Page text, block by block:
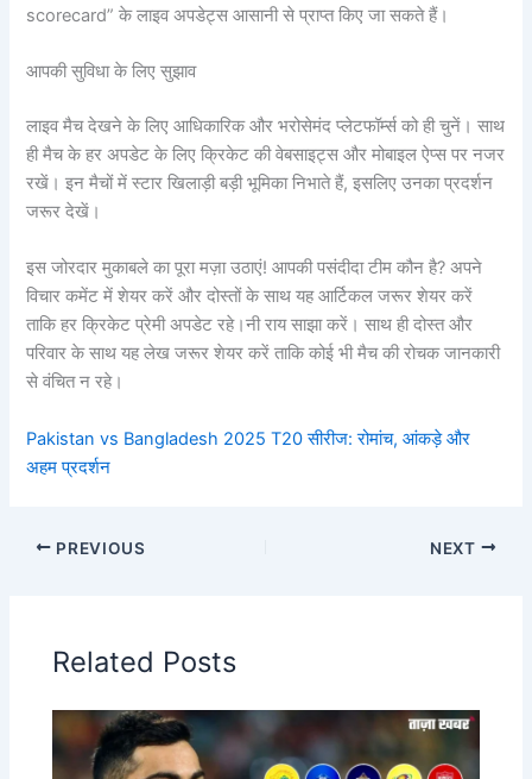
scorecard” के लाइव अपडेट्स आसानी से प्राप्त किए जा सकते हैं।
आपकी सुविधा के लिए सुझाव
लाइव मैच देखने के लिए आधिकारिक और भरोसेमंद प्लेटफॉर्म्स को ही चुनें। साथ
ही मैच के हर अपडेट के लिए क्रिकेट की वेबसाइट्स और मोबाइल ऐप्स पर नजर
रखें। इन मैचों में स्टार खिलाड़ी बड़ी भूमिका निभाते हैं, इसलिए उनका प्रदर्शन
जरूर देखें।
इस जोरदार मुकाबले का पूरा मज़ा उठाएं! आपकी पसंदीदा टीम कौन है? अपने
विचार कमेंट में शेयर करें और दोस्तों के साथ यह आर्टिकल जरूर शेयर करें
ताकि हर क्रिकेट प्रेमी अपडेट रहे।नी राय साझा करें। साथ ही दोस्त और
परिवार के साथ यह लेख जरूर शेयर करें ताकि कोई भी मैच की रोचक जानकारी
से वंचित न रहे।
Pakistan vs Bangladesh 2025 T20 सीरीज: रोमांच, आंकड़े और
अहम प्रदर्शन
PREVIOUS NEXT
Related Posts